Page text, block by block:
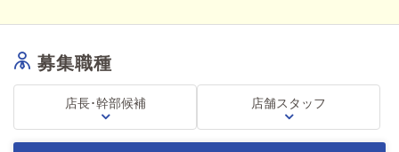
「上がって大丈夫ですよ！」
とすぐに声を掛けてくれるので
上の人が帰らないから帰りにくいとかは
一切ございませんので
とても働きやすい環境だとおもいます＾＾
一緒にお仕事頑張りましょう!!
募集職種
店長･幹部候補 店舗スタッフ